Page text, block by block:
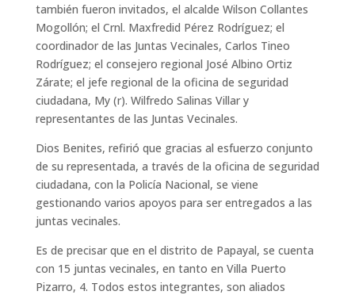
también fueron invitados, el alcalde Wilson Collantes
Mogollón; el Crnl. Maxfredid Pérez Rodríguez; el
coordinador de las Juntas Vecinales, Carlos Tineo
Rodríguez; el consejero regional José Albino Ortiz
Zárate; el jefe regional de la oficina de seguridad
ciudadana, My (r). Wilfredo Salinas Villar y
representantes de las Juntas Vecinales.
Dios Benites, refirió que gracias al esfuerzo conjunto
de su representada, a través de la oficina de seguridad
ciudadana, con la Policía Nacional, se viene
gestionando varios apoyos para ser entregados a las
juntas vecinales.
Es de precisar que en el distrito de Papayal, se cuenta
con 15 juntas vecinales, en tanto en Villa Puerto
Pizarro, 4. Todos estos integrantes, son aliados